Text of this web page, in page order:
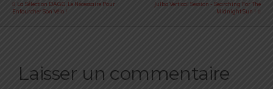
La Sélection DAGG, Le Nécessaire Pour
Enfourcher Son Vélo !
Julbo Vertical Session - Searching For The
Midnight Sun !
Laisser un commentaire